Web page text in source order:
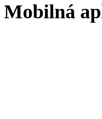
Mobilná